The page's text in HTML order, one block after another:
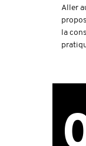
Aller
la